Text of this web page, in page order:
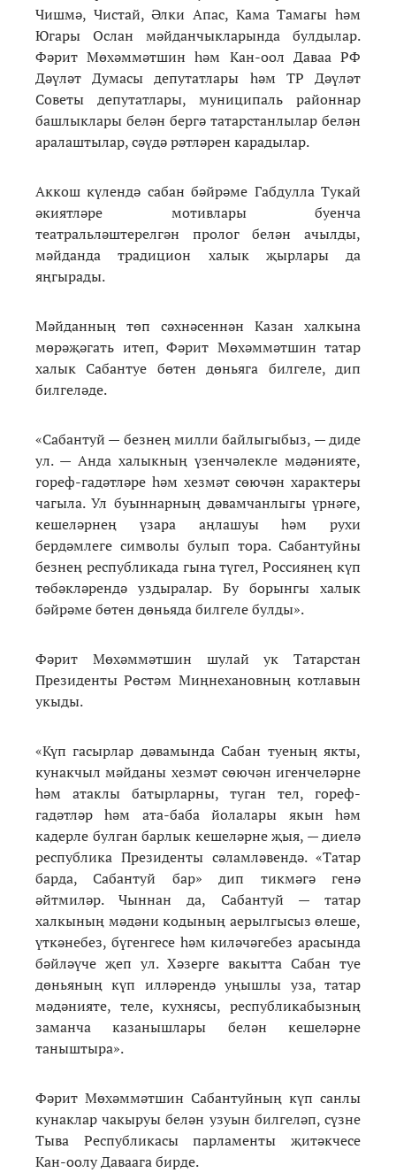
Чишмә, Чистай, Әлки Апас, Кама Тамагы һәм
Югары Ослан мәйданчыкларында булдылар.
Фәрит Мөхәммәтшин һәм Кан-оол Даваа РФ
Дәүләт Думасы депутатлары һәм ТР Дәүләт
Советы депутатлары, муниципаль районнар
башлыклары белән бергә татарстанлылар белән
аралаштылар, сәүдә рәтләрен карадылар.
Аккош күлендә сабан бәйрәме Габдулла Тукай
әкиятләре мотивлары буенча
театральләштерелгән пролог белән ачылды,
мәйданда традицион халык җырлары да
яңгырады.
Мәйданның төп сәхнәсеннән Казан халкына
мөрәҗәгать итеп, Фәрит Мөхәммәтшин татар
халык Сабантуе бөтен дөньяга билгеле, дип
билгеләде.
«Сабантуй — безнең милли байлыгыбыз, — диде
ул. — Анда халыкның үзенчәлекле мәдәнияте,
гореф-гадәтләре һәм хезмәт сөючән характеры
чагыла. Ул буыннарның дәвамчанлыгы үрнәге,
кешеләрнең үзара аңлашуы һәм рухи
бердәмлеге символы булып тора. Сабантуйны
безнең республикада гына түгел, Россиянең күп
төбәкләрендә уздыралар. Бу борынгы халык
бәйрәме бөтен дөньяда билгеле булды».
Фәрит Мөхәммәтшин шулай ук Татарстан
Президенты Рөстәм Миңнехановның котлавын
укыды.
«Күп гасырлар дәвамында Сабан туеның якты,
кунакчыл мәйданы хезмәт сөючән игенчеләрне
һәм атаклы батырларны, туган тел, гореф-
гадәтләр һәм ата-баба йолалары якын һәм
кадерле булган барлык кешеләрне җыя, — диелә
республика Президенты сәламләвендә. «Татар
барда, Сабантуй бар» дип тикмәгә генә
әйтмиләр. Чыннан да, Сабантуй — татар
халкының мәдәни кодының аерылгысыз өлеше,
үткәнебез, бүгенгесе һәм киләчәгебез арасында
бәйләүче җеп ул. Хәзерге вакытта Сабан туе
дөньяның күп илләрендә уңышлы уза, татар
мәдәнияте, теле, кухнясы, республикабызның
заманча казанышлары белән кешеләрне
таныштыра».
Фәрит Мөхәммәтшин Сабантуйның күп санлы
кунаклар чакыруы белән узуын билгеләп, сүзне
Тыва Республикасы парламенты җитәкчесе
Кан-оолу Даваага бирде.